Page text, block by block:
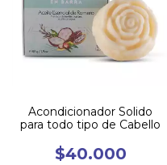
Acondicionador Solido
para todo tipo de Cabello
$40.000